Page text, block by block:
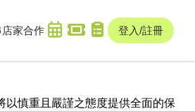
店家合作 登入/註冊
以慎重且嚴謹之態度提供全面的保